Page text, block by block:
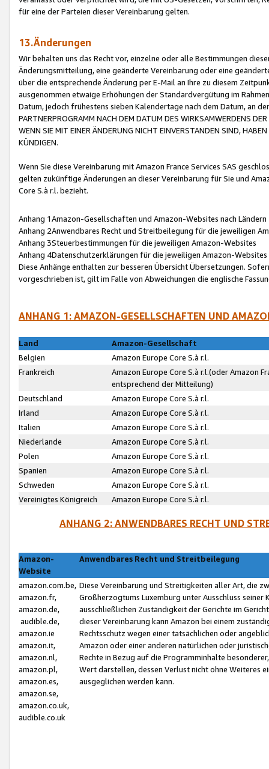
für eine der Parteien dieser Vereinbarung gelten.
13.Änderungen
Wir behalten uns das Recht vor, einzelne oder alle Bestimmungen
Änderungsmitteilung, eine geänderte Vereinbarung oder eine
über die entsprechende Änderung per E-Mail an Ihre zu diesem
ausgenommen etwaige Erhöhungen der Standardvergütung im
Datum, jedoch frühestens sieben Kalendertage nach dem Datum, an
PARTNERPROGRAMM NACH DEM DATUM DES WIRKSAMWERDENS
WENN SIE MIT EINER ÄNDERUNG NICHT EINVERSTANDEN SIND,
KÜNDIGEN.
Wenn Sie diese Vereinbarung mit Amazon France Services SAS
gelten zukünftige Änderungen an dieser Vereinbarung für Sie und
Core S.à r.l. bezieht.
Anhang 1Amazon-Gesellschaften und Amazon-Websites nach Ländern
Anhang 2Anwendbares Recht und Streitbeilegung für die jeweiligen
Anhang 3Steuerbestimmungen für die jeweiligen Amazon-Websites
Anhang 4Datenschutzerklärungen für die jeweiligen Amazon-Websites
Diese Anhänge enthalten zur besseren Übersicht Übersetzungen.
vorgeschrieben ist, gilt im Falle von Abweichungen die englische
ANHANG 1: AMAZON-GESELLSCHAFTEN UND
Land
Amazon-Gesellschaft
Belgien
Amazon Europe Core S.à r.l.
Frankreich
Amazon Europe Core S.à r.l.(oder Amazon
entsprechend der Mitteilung)
Deutschland
Amazon Europe Core S.à r.l.
Irland
Amazon Europe Core S.à r.l.
Italien
Amazon Europe Core S.à r.l.
Niederlande
Amazon Europe Core S.à r.l.
Polen
Amazon Europe Core S.à r.l.
Spanien
Amazon Europe Core S.à r.l.
Schweden
Amazon Europe Core S.à r.l.
Vereinigtes Königreich
Amazon Europe Core S.à r.l.
ANHANG 2: ANWENDBARES RECHT UND
Amazon-
Website
Anwendbares Recht und Streitbeilegung
amazon.com.be,
amazon.fr,
amazon.de,
audible.de,
amazon.ie
amazon.it,
amazon.nl,
amazon.pl,
amazon.es,
amazon.se,
amazon.co.uk,
audible.co.uk
Diese Vereinbarung und Streitigkeiten aller Art, die
Großherzogtums Luxemburg unter Ausschluss
ausschließlichen Zuständigkeit der Gerichte im
dieser Vereinbarung kann Amazon bei einem
Rechtsschutz wegen einer tatsächlichen oder
Amazon oder einer anderen natürlichen oder
Rechte in Bezug auf die Programminhalte
Wert darstellen, dessen Verlust nicht ohne Weiteres
ausgeglichen werden kann.